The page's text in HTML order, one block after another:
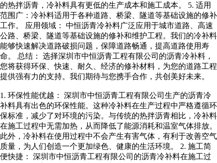
的热拌沥青，冷补料具有更低的生产成本和施工成本。 5. 适用
范围广：冷补料适用于各种道路、桥梁、隧道等基础设施的修补
工作。 应用领域： 中恒沥青冷补料广泛应用于城市道路、高速
公路、桥梁、隧道等基础设施的修补和维护工程。我们的冷补料
能够快速解决道路破损问题，保障道路畅通，提高道路使用寿
命。 总结： 选择深圳市中恒沥青工程有限公司的沥青冷补料，
您将获得环保、快速、耐久、经济的修补材料，为您的道路工程
提供强有力的支持。我们期待与您携手合作，共创美好未来。
1. 环保性能优越： 深圳市中恒沥青工程有限公司生产的沥青冷
补料具有出色的环保性能。这种冷补料在生产过程中严格遵循环
保标准，减少了对环境的污染。与传统的热拌沥青相比，冷补料
在施工过程中无需加热，从而降低了能源消耗和温室气体排放。
此外，冷补料在使用过程中不会产生有害气体，有利于改善空气
质量，为人们创造一个更加绿色、健康的生活环境。 2. 施工简
便快捷： 深圳市中恒沥青工程有限公司的沥青冷补料在施工过